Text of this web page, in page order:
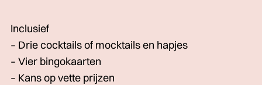
Inclusief
– Drie cocktails of mocktails en hapjes
– Vier bingokaarten
– Kans op vette prijzen